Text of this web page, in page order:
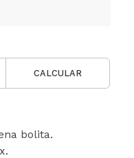
CALCULAR
bolita.